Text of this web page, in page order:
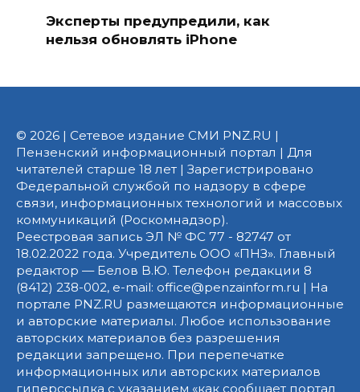
Эксперты предупредили, как
нельзя обновлять iPhone
© 2026 | Сетевое издание СМИ PNZ.RU |
Пензенский информационный портал | Для
читателей старше 18 лет | Зарегистрировано
Федеральной службой по надзору в сфере
связи, информационных технологий и массовых
коммуникаций (Роскомнадзор).
Реестровая запись ЭЛ № ФС 77 - 82747 от
18.02.2022 года. Учредитель ООО «ПНЗ». Главный
редактор — Белов В.Ю. Телефон редакции 8
(8412) 238-002, e-mail: office@penzainform.ru | На
портале PNZ.RU размещаются информационные
и авторские материалы. Любое использование
авторских материалов без разрешения
редакции запрещено. При перепечатке
информационных или авторских материалов
гиперссылка с указанием «как сообщает портал